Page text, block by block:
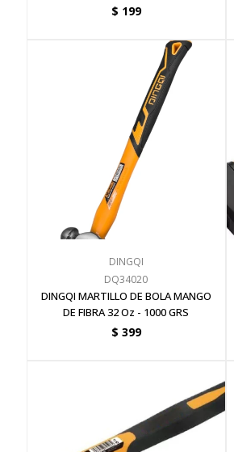
$ 199
DINGQI
DQ34020
DINGQI MARTILLO DE BOLA MANGO
DE FIBRA 32 Oz - 1000 GRS
$ 399